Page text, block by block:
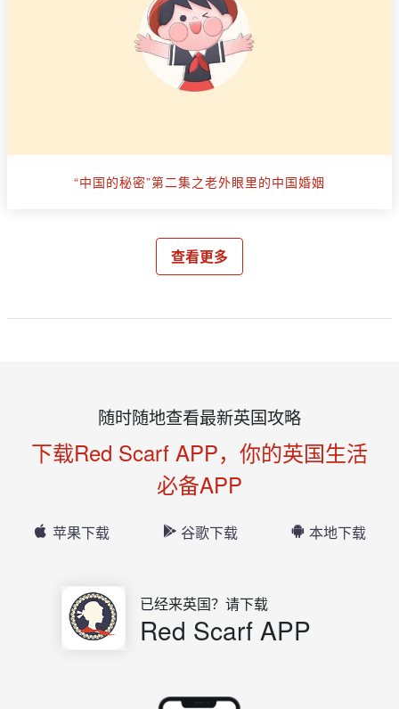
“中国的秘密”第二集之老外眼里的中国婚姻
查看更多
随时随地查看最新英国攻略
下载Red Scarf APP，你的英国生活
必备APP
苹果下载 谷歌下载 本地下载
已经来英国？请下载
Red Scarf APP